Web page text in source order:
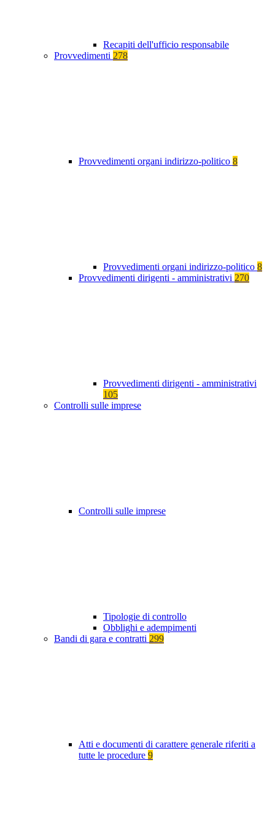
Recapiti dell'ufficio responsabile
Provvedimenti 278
Provvedimenti organi indirizzo-politico 8
Provvedimenti organi indirizzo-politico 8
Provvedimenti dirigenti - amministrativi 270
Provvedimenti dirigenti - amministrativi
105
Controlli sulle imprese
Controlli sulle imprese
Tipologie di controllo
Obblighi e adempimenti
Bandi di gara e contratti 299
Atti e documenti di carattere generale riferiti a
tutte le procedure 9